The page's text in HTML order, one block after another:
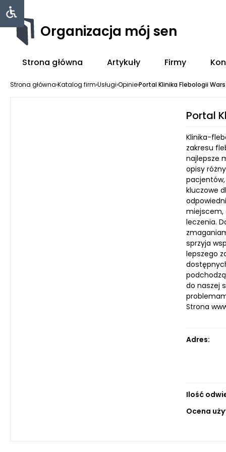
Organizacja mój sen
Strona główna Artykuły Firmy
Strona główna›Katalog firm›Usługi›Opinie›Portal Klinika Flebologii
Portal
Klinika-
zakresu
najlepsze
opisy
kluczowe
miejscem,
leczenia.
sprzyja
lepszego
do naszej
Strona
Adres:
Ilość
Ocena